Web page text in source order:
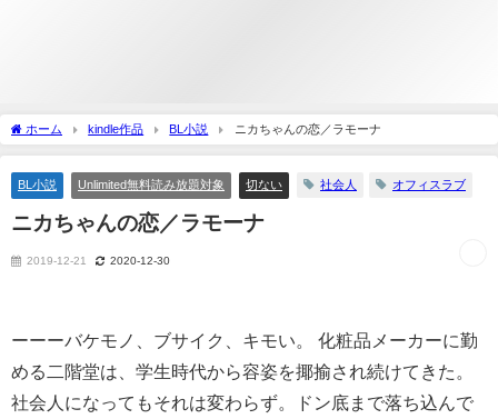
ホーム kindle作品 BL小説 ニカちゃんの恋／ラモーナ
BL小説 Unlimited無料読み放題対象 切ない 社会人 オフィスラブ
ニカちゃんの恋／ラモーナ
2019-12-21 2020-12-30
ーーーバケモノ、ブサイク、キモい。 化粧品メーカーに勤
める二階堂は、学生時代から容姿を揶揄され続けてきた。
社会人になってもそれは変わらず。ドン底まで落ち込んで